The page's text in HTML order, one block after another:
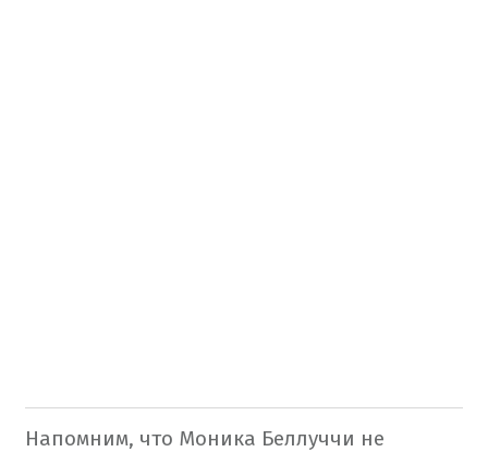
Напомним, что Моника Беллуччи не